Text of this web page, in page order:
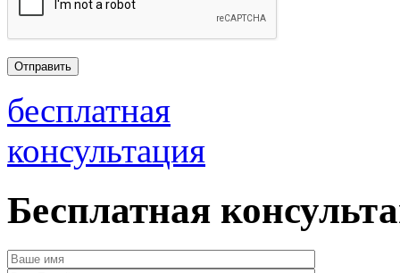
бесплатная
консультация
Бесплатная